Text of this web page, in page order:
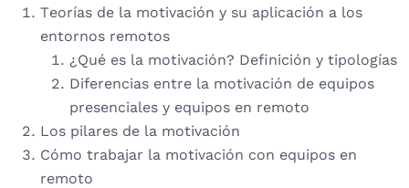
Teorías de la motivación y su aplicación a los
entornos remotos
¿Qué es la motivación? Definición y tipologías
Diferencias entre la motivación de equipos
presenciales y equipos en remoto
Los pilares de la motivación
Cómo trabajar la motivación con equipos en
remoto